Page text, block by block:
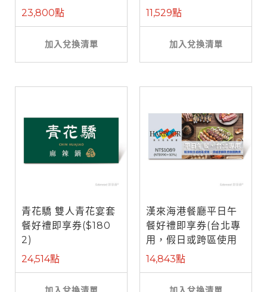
23,800點
加入兌換清單
餐)
11,529點
加入兌換清單
青花驕 雙人青花宴套
餐好禮即享券($180
2)
24,514點
漢來海港餐廳平日午
餐好禮即享券(台北專
用，假日或跨區使用
需補差額)
14,843點